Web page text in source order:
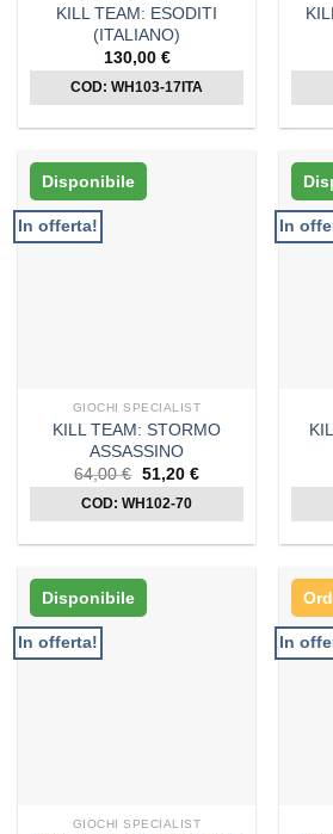
KILL TEAM: ESODITI
(ITALIANO)
130,00 €
COD: WH103-17ITA
Disponibile
In offerta!
GIOCHI SPECIALIST
KILL TEAM: STORMO
ASSASSINO
64,00€ Il
prezzo
originale
era:
51,20 €Il
prezzo
è:
COD: WH102-70
In
Disponibile
In offerta!
GIOCHI SPECIALIST
In